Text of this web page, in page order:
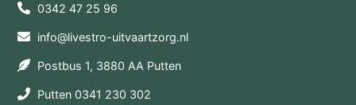
0342 47 25 96
info@livestro-uitvaartzorg.nl
Postbus 1, 3880 AA Putten
Putten 0341 230 302